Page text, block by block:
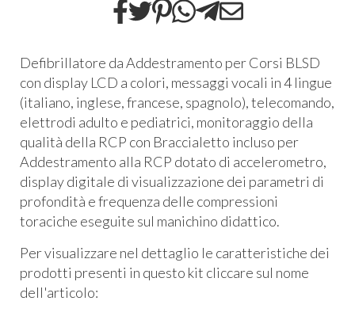
Defibrillatore da Addestramento per Corsi BLSD
con display LCD a colori, messaggi vocali in 4 lingue
(italiano, inglese, francese, spagnolo), telecomando,
elettrodi adulto e pediatrici, monitoraggio della
qualità della RCP con Braccialetto incluso per
Addestramento alla RCP dotato di accelerometro,
display digitale di visualizzazione dei parametri di
profondità e frequenza delle compressioni
toraciche eseguite sul manichino didattico.
Per visualizzare nel dettaglio le caratteristiche dei
prodotti presenti in questo kit cliccare sul nome
dell'articolo: